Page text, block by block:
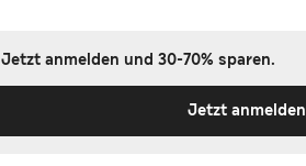
Jetzt anmelden und 30-70% sparen.
Jetzt anmelden